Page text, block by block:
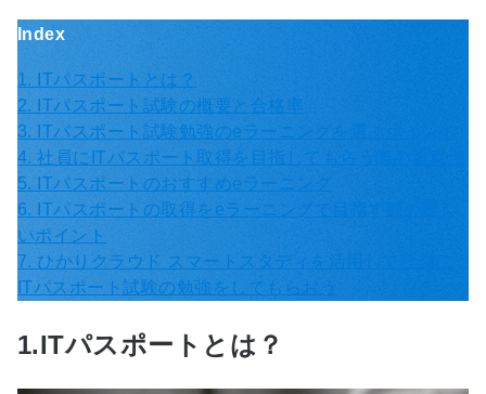
Index
1. ITパスポートとは？
2. ITパスポート試験の概要と合格率
3. ITパスポート試験勉強のeラーニングを選ぶポイント
4. 社員にITパスポート取得を目指してもらう際の留意点
5. ITパスポートのおすすめeラーニング
6. ITパスポートの取得をeラーニングで目指す際の難し
いポイント
7. ひかりクラウド スマートスタディを活用して社員に
ITパスポート試験の勉強をしてもらおう
1.ITパスポートとは？